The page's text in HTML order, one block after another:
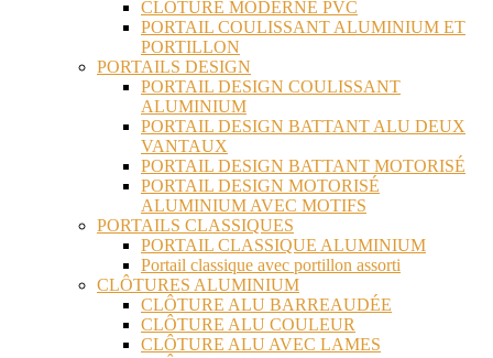
CLÔTURE MODERNE PVC
PORTAIL COULISSANT ALUMINIUM ET
PORTILLON
PORTAILS DESIGN
PORTAIL DESIGN COULISSANT
ALUMINIUM
PORTAIL DESIGN BATTANT ALU DEUX
VANTAUX
PORTAIL DESIGN BATTANT MOTORISÉ
PORTAIL DESIGN MOTORISÉ
ALUMINIUM AVEC MOTIFS
PORTAILS CLASSIQUES
PORTAIL CLASSIQUE ALUMINIUM
Portail classique avec portillon assorti
CLÔTURES ALUMINIUM
CLÔTURE ALU BARREAUDÉE
CLÔTURE ALU COULEUR
CLÔTURE ALU AVEC LAMES